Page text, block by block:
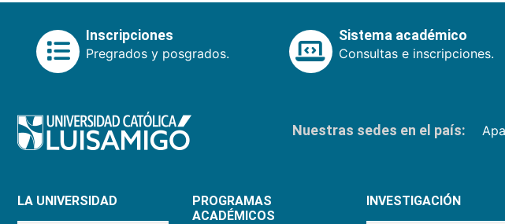
Inscripciones
Pregrados y posgrados.
Sistema académico
Consultas e inscripciones.
Nuestras sedes en el país:
LA UNIVERSIDAD
PROGRAMAS
ACADÉMICOS
INVESTIGACIÓN